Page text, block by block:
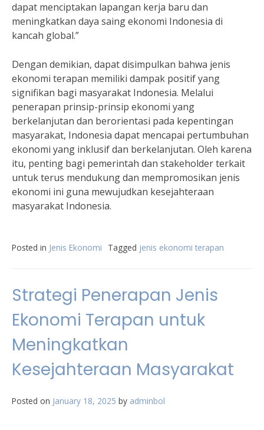
dapat menciptakan lapangan kerja baru dan
meningkatkan daya saing ekonomi Indonesia di
kancah global.”
Dengan demikian, dapat disimpulkan bahwa jenis
ekonomi terapan memiliki dampak positif yang
signifikan bagi masyarakat Indonesia. Melalui
penerapan prinsip-prinsip ekonomi yang
berkelanjutan dan berorientasi pada kepentingan
masyarakat, Indonesia dapat mencapai pertumbuhan
ekonomi yang inklusif dan berkelanjutan. Oleh karena
itu, penting bagi pemerintah dan stakeholder terkait
untuk terus mendukung dan mempromosikan jenis
ekonomi ini guna mewujudkan kesejahteraan
masyarakat Indonesia.
Posted in Jenis Ekonomi Tagged jenis ekonomi terapan
Strategi Penerapan Jenis
Ekonomi Terapan untuk
Meningkatkan
Kesejahteraan Masyarakat
Posted on January 18, 2025 by adminbol